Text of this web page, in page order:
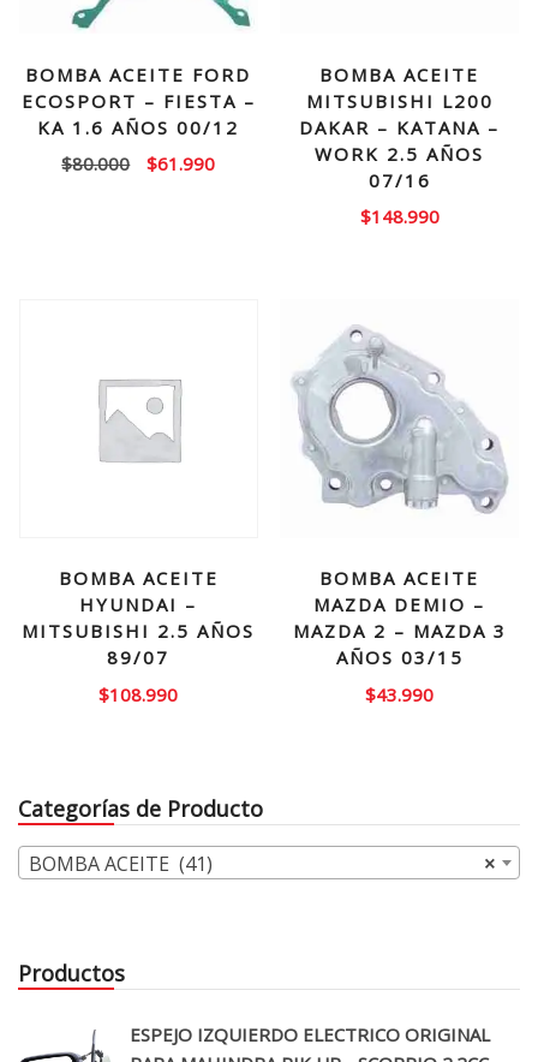
BOMBA ACEITE FORD
ECOSPORT – FIESTA –
KA 1.6 AÑOS 00/12
$80.000
El
$61.990El
BOMBA ACEITE
MITSUBISHI L200
DAKAR – KATANA –
WORK 2.5 AÑOS
07/16
$148.990
BOMBA ACEITE
HYUNDAI –
MITSUBISHI 2.5 AÑOS
89/07
$108.990
BOMBA ACEITE
MAZDA DEMIO –
MAZDA 2 – MAZDA 3
AÑOS 03/15
$43.990
Categorías de Producto
×
BOMBA ACEITE (41)
Productos
ESPEJO IZQUIERDO ELECTRICO ORIGINAL